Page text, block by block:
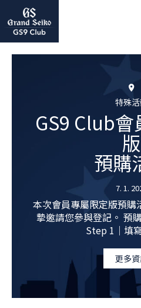
特殊
GS9 Club
版
預購
7. 1.
本次會員專屬限定版預購
摯邀請您參與登記。 預
Step 1｜填
更多